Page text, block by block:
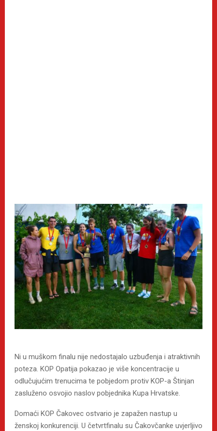
Ni u muškom finalu nije nedostajalo uzbuđenja i atraktivnih
poteza. KOP Opatija pokazao je više koncentracije u
odlučujućim trenucima te pobjedom protiv KOP-a Štinjan
zasluženo osvojio naslov pobjednika Kupa Hrvatske.
Domaći KOP Čakovec ostvario je zapažen nastup u
ženskoj konkurenciji. U četvrtfinalu su Čakovčanke uvjerljivo